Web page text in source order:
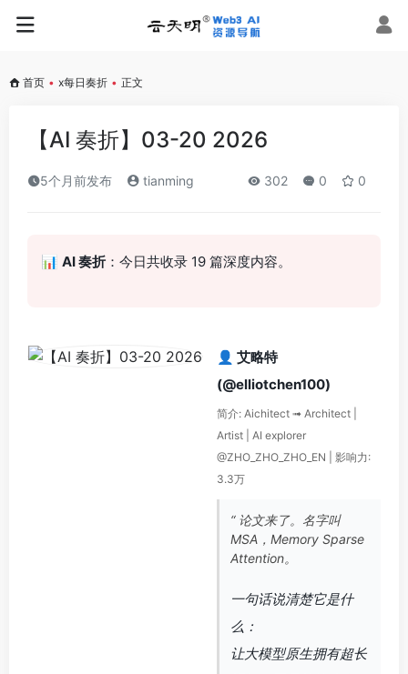
首页 • x每日奏折 • 正文
【AI 奏折】03-20 2026
5个月前发布 tianming 302 0 0
📊 AI 奏折 ：今日共收录 19 篇深度内容。
👤 艾略特
(@elliotchen100)
简介: Aichitect ➟ Architect |
Artist | AI explorer
@ZHO_ZHO_ZHO_EN | 影响力:
3.3万
“ 论文来了。名字叫
MSA，Memory Sparse
Attention。
一句话说清楚它是什
么：
让大模型原生拥有超长